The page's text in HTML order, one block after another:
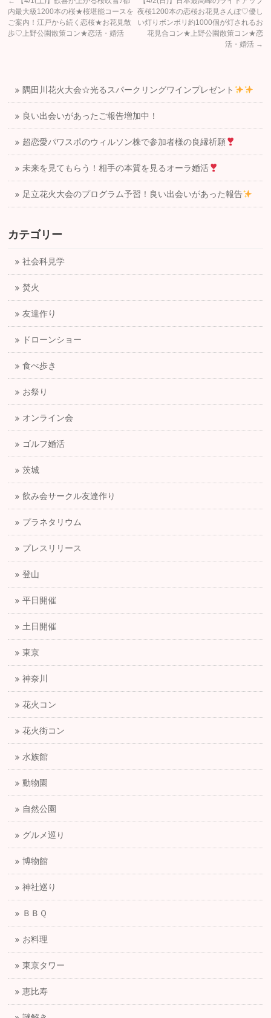
内最大級1200本の桜★桜堪能コースを
ご案内！江戸から続く恋桜★お花見散
歩♡上野公園散策コン★恋活・婚活
夜桜1200本の恋桜お花見さんぽ♡優し
い灯りボンボリ約1000個が灯されるお
花見合コン★上野公園散策コン★恋
活・婚活 →
隅田川花火大会☆光るスパークリングワインプレゼント
良い出会いがあったご報告増加中！
超恋愛パワスポのウィルソン株で参加者様の良縁祈願
未来を見てもらう！相手の本質を見るオーラ婚活
足立花火大会のプログラム予習！良い出会いがあった報告
カテゴリー
社会科見学
焚火
友達作り
ドローンショー
食べ歩き
お祭り
オンライン会
ゴルフ婚活
茨城
飲み会サークル友達作り
プラネタリウム
プレスリリース
登山
平日開催
土日開催
東京
神奈川
花火コン
花火街コン
水族館
動物園
自然公園
グルメ巡り
博物館
神社巡り
ＢＢＱ
お料理
東京タワー
恵比寿